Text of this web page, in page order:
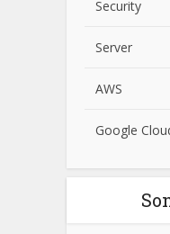
Security
Server
AWS
Google